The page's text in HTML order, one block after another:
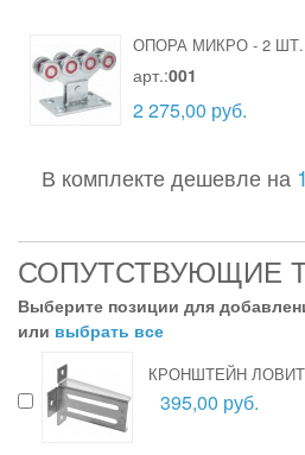
ОПОРА МИКРО - 2 ШТ.
арт.:001
2 275,00 руб.
В комплекте дешевле на
СОПУТСТВУЮЩИЕ
Выберите позиции для
или выбрать все
КРОНШТЕЙН
395,00 руб.